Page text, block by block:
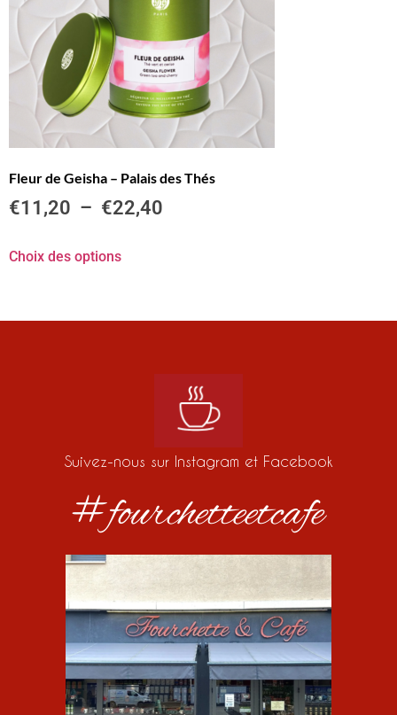
Fleur de Geisha – Palais des Thés
€11,20 – €22,40
Choix des options
Suivez-nous sur Instagram et Facebook
#fourchetteetcafe